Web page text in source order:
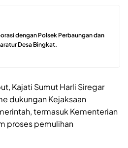
dengan Polsek Perbaungan dan
Desa Bingkat.
Kajati Sumut Harli Siregar
dukungan Kejaksaan
termasuk Kementerian
proses pemulihan